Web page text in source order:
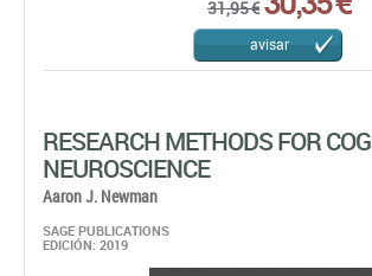
RESEARCH METHODS FOR
NEUROSCIENCE
Aaron J. Newman